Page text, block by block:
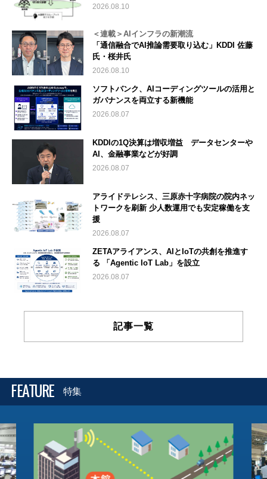
2026.08.10
＜連載＞AIインフラの新潮流
「通信融合でAI推論需要取り込む」KDDI 佐藤
氏・桜井氏
2026.08.10
ソフトバンク、AIコーディングツールの活用と
ガバナンスを両立する新機能
2026.08.07
KDDIの1Q決算は増収増益 データセンターや
AI、金融事業などが好調
2026.08.07
アライドテレシス、三原赤十字病院の院内ネッ
トワークを刷新 少人数運用でも安定稼働を支
援
2026.08.07
ZETAアライアンス、AIとIoTの共創を推進す
る 「Agentic IoT Lab」を設立
2026.08.07
記事一覧
FEATURE 特集